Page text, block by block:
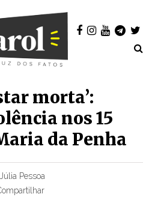
morta’:
nos 15
da Penha
Júlia Pessoa